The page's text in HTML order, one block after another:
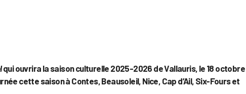
qui ouvrira la saison culturelle 2025-2026 de Vallauris, le 18 octobre
cette saison à Contes, Beausoleil, Nice, Cap d’Ail, Six-Fours et